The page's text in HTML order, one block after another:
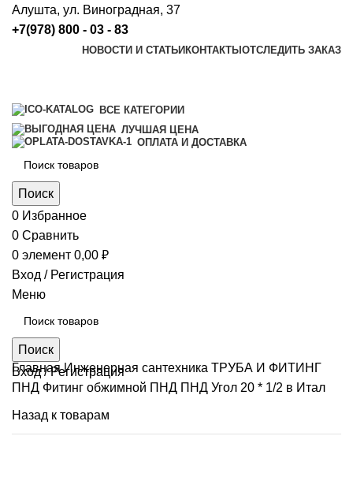
Алушта, ул. Виноградная, 37
+7(978) 800 - 03 - 83
НОВОСТИ И СТАТЬИ КОНТАКТЫ ОТСЛЕДИТЬ ЗАКАЗ
ВСЕ КАТЕГОРИИ
ЛУЧШАЯ ЦЕНА
ОПЛАТА И ДОСТАВКА
Поиск
0 Избранное
0 Сравнить
0 элемент 0,00 ₽
Вход / Регистрация
Меню
Поиск
Вход / Регистрация
ГлавнаяИнженерная сантехника ТРУБА И ФИТИНГ
ПНД Фитинг обжимной ПНД ПНД Угол 20 * 1/2 в Итал
Назад к товарам